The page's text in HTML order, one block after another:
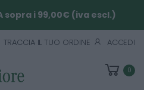
sopra i 99,00€ (iva escl.)
TRACCIA IL TUO ORDINE ACCEDI
menu 0